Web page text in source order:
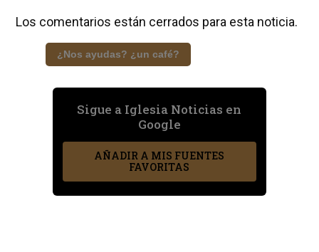
Los comentarios están cerrados para esta noticia.
¿Nos ayudas? ¿un café?
Sigue a Iglesia Noticias en
Google
AÑADIR A MIS FUENTES
FAVORITAS